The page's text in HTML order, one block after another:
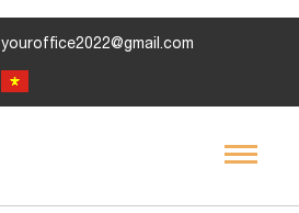
youroffice2022@gmail.com